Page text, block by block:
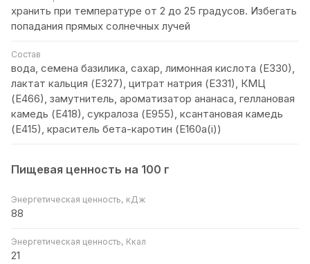
хранить при температуре от 2 до 25 градусов. Избегать
попадания прямых солнечных лучей
Состав
вода, семена базилика, сахар, лимонная кислота (Е330),
лактат кальция (Е327), цитрат натрия (Е331), КМЦ
(Е466), замутнитель, ароматизатор ананаса, геллановая
камедь (Е418), сукралоза (Е955), ксантановая камедь
(Е415), краситель бета-каротин (E160a(i))
Пищевая ценность на 100 г
Энергетическая ценность, кДж
88
Энергетическая ценность, Ккал
21